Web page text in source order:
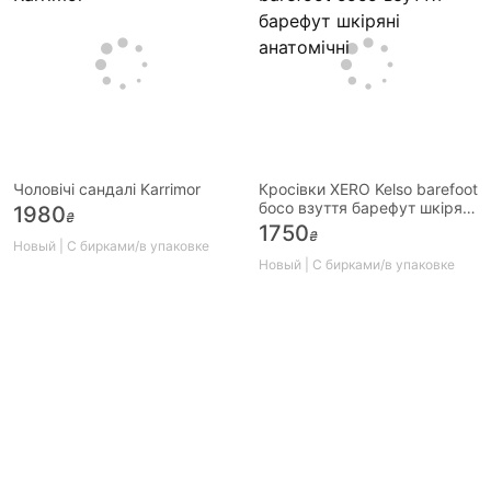
Чоловічі сандалі Karrimor
1980₴
Новый | С бирками/в упаковке
Кросівки XERO Kelso barefoot
босо взуття барефут шкіряні
анатомічні
1750₴
Новый | С бирками/в упаковке